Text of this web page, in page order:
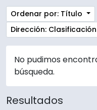
Ordenar por: Título
Dirección:
No pudimos
búsqueda.
Resultados